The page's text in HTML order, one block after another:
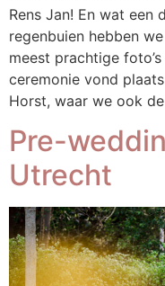
Rens Jan! En wat een
regenbuien hebben
meest prachtige
ceremonie vond
Horst, waar we ook
Pre-
Utrecht